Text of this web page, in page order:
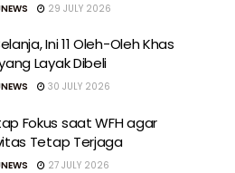
29 JULY 2026
Ini 11 Oleh-Oleh Khas
Layak Dibeli
30 JULY 2026
Fokus saat WFH agar
Tetap Terjaga
27 JULY 2026